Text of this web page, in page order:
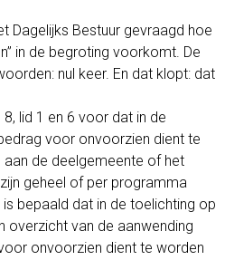
Dagelijks Bestuur gevraagd hoe
in de begroting voorkomt. De
nul keer. En dat klopt: dat
lid 1 en 6 voor dat in de
voor onvoorzien dient te
de deelgemeente of het
geheel of per programma
bepaald dat in de toelichting op
overzicht van de aanwending
onvoorzien dient te worden